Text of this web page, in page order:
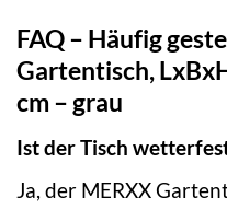
FAQ – Häufig
Gartentisch,
cm – grau
Ist der Tisch
Ja, der MERXX